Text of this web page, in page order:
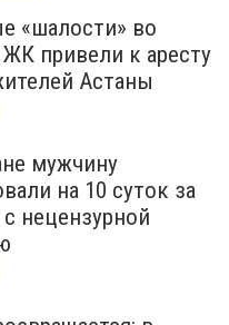
«шалости» во
привели к аресту
Астаны
мужчину
на 10 суток за
нецензурной